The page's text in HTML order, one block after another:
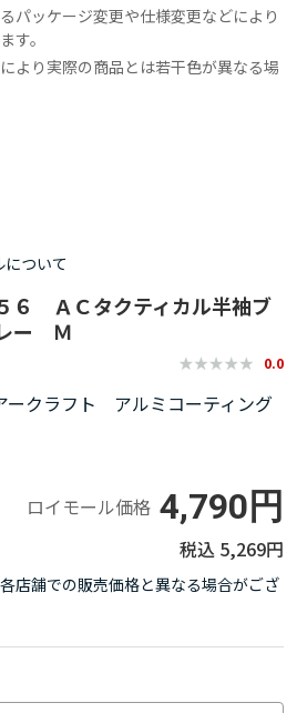
パッケージ変更や仕様変更などにより
す。
より実際の商品とは若干色が異なる場
ついて
６ ＡＣタクティカル半袖ブ
ー Ｍ
0.0
クラフト アルミコーティング
ロイモール価格 4,790円
5,269円
店舗での販売価格と異なる場合がござ